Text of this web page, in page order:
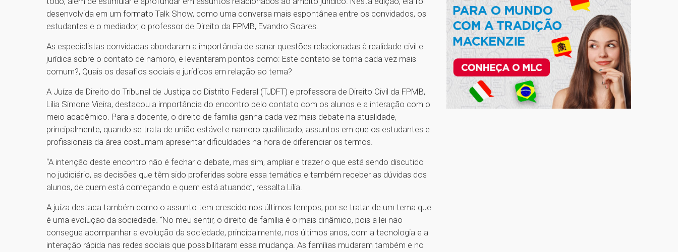
desenvolvida em um formato Talk Show, como uma conversa mais espontânea entre os convidados, os
estudantes e o mediador, o professor de Direito da FPMB, Evandro Soares.
As especialistas convidadas abordaram a importância de sanar questões relacionadas à realidade civil e
jurídica sobre o contato de namoro, e levantaram pontos como: Este contato se torna cada vez mais
comum?, Quais os desafios sociais e jurídicos em relação ao tema?
A Juíza de Direito do Tribunal de Justiça do Distrito Federal (TJDFT) e professora de Direito Civil da FPMB,
Lilia Simone Vieira, destacou a importância do encontro pelo contato com os alunos e a interação com o
meio acadêmico. Para a docente, o direito de família ganha cada vez mais debate na atualidade,
principalmente, quando se trata de união estável e namoro qualificado, assuntos em que os estudantes e
profissionais da área costumam apresentar dificuldades na hora de diferenciar os termos.
“A intenção deste encontro não é fechar o debate, mas sim, ampliar e trazer o que está sendo discutido
no judiciário, as decisões que têm sido proferidas sobre essa temática e também receber as dúvidas dos
alunos, de quem está começando e quem está atuando”, ressalta Lilia.
A juíza destaca também como o assunto tem crescido nos últimos tempos, por se tratar de um tema que
é uma evolução da sociedade. “No meu sentir, o direito de família é o mais dinâmico, pois a lei não
consegue acompanhar a evolução da sociedade, principalmente, nos últimos anos, com a tecnologia e a
interação rápida nas redes sociais que possibilitaram essa mudança. As famílias mudaram também e no